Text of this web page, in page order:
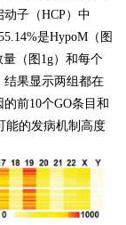
动子（HCP）中
是HypoM（图
（图1g）和每个
结果显示两组都在
前10个GO条目和
能的发病机制高度